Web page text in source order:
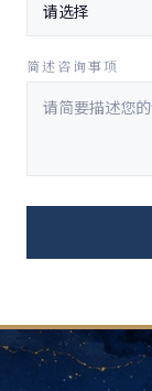
简述咨询事项